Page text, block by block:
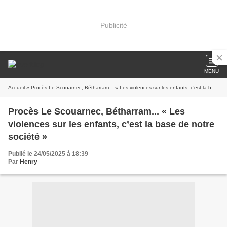
Publicité
MENU
Accueil » Procès Le Scouarnec, Bétharram... « Les violences sur les enfants, c’est la base de notre société »
Procès Le Scouarnec, Bétharram... « Les
violences sur les enfants, c’est la base de notre
société »
Publié le 24/05/2025 à 18:39
Par Henry